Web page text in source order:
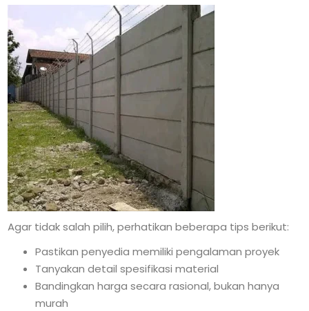
Agar tidak salah pilih, perhatikan beberapa tips berikut:
Pastikan penyedia memiliki pengalaman proyek
Tanyakan detail spesifikasi material
Bandingkan harga secara rasional, bukan hanya
murah